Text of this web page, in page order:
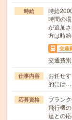
時給
時給
時間の
が追加
方は時
交通
交通費
仕事内容
お任せ
的には…
応募資格
ブラン
飛行機
達との